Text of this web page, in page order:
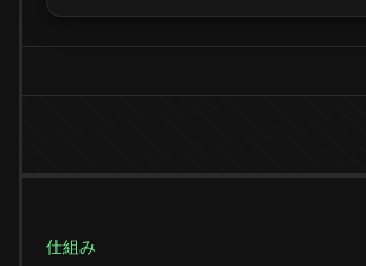
仕組み